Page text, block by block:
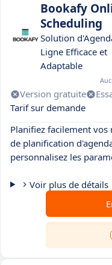
Bookafy
Scheduling
Solution
Ligne Efficace et
Adaptable
Version gratuite
Tarif sur demande
Planifiez facilement vos
de planification
personnalisez les
Voir plus de détails